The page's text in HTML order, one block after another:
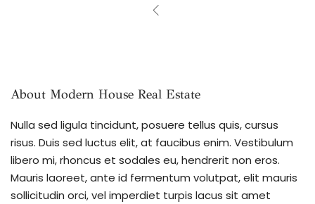
About Modern House Real Estate
Nulla sed ligula tincidunt, posuere tellus quis, cursus
risus. Duis sed luctus elit, at faucibus enim. Vestibulum
libero mi, rhoncus et sodales eu, hendrerit non eros.
Mauris laoreet, ante id fermentum volutpat, elit mauris
sollicitudin orci, vel imperdiet turpis lacus sit amet